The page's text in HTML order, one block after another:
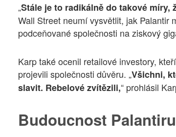
„Stále je to radikálně do takové míry,
Wall Street neumí vysvětlit, jak Palantir
podceňované společnosti na ziskový
Karp také ocenil retailové investory,
projevili společnosti důvěru. „Všichni,
slavit. Rebelové zvítězili,“ prohlásil
Budoucnost Palantiru